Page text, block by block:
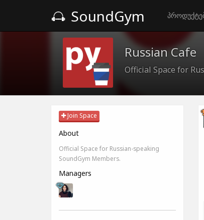
SoundGym
Russian Cafe
Official Space for
Join Space
About
Official Space for Russian-speaking
SoundGym Members.
Managers